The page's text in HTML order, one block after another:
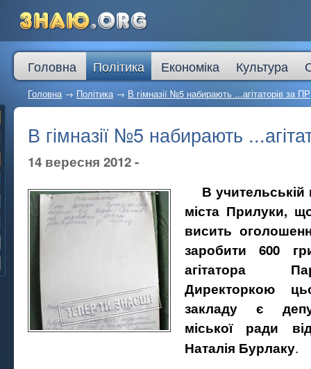
Головна Політика Економіка Культура
Головна→ Політика→ В гімназії №5 набирають ...агітаторів за ПР
В гімназії №5 набирають
14 вересня 2012 -
В учительській
міста Прилуки,
висить
заробити 600
агітатора
Директоркою
закладу є
міської ради
Наталія Бурлаку.